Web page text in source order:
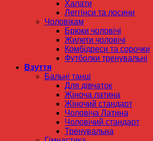
Халати
Леггінси та лосини
Чоловікам
Брюки чоловічі
Жилети чоловічі
Комбідреси та сорочки
Футболки тренувальні
Взуття
Бальні танці
Для дівчаток
Жіноча латина
Жіночий стандарт
Чоловіча Латина
Чоловічий стандарт
Тренувальна